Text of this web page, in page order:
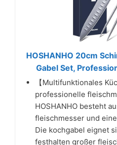
HOSHANHO 20cm
Gabel Set,
【Multifunktionales
professionelle
HOSHANHO besteht
fleischmesser und
Die kochgabel eignet
festhalten großer